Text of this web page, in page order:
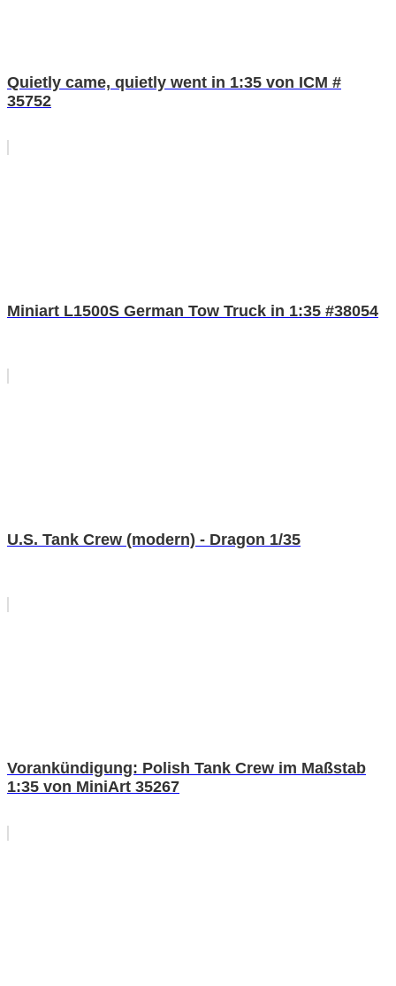
Quietly came, quietly went in 1:35 von ICM #
35752
Miniart L1500S German Tow Truck in 1:35 #38054
U.S. Tank Crew (modern) - Dragon 1/35
Vorankündigung: Polish Tank Crew im Maßstab
1:35 von MiniArt 35267